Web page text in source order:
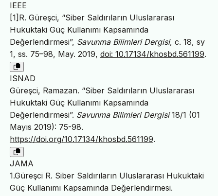
IEEE
[1]R. Güreşci, “Siber Saldırıların Uluslararası
Hukuktaki Güç Kullanımı Kapsamında
Değerlendirmesi”, Savunma Bilimleri Dergisi, c. 18, sy
1, ss. 75–98, May. 2019, doi: 10.17134/khosbd.561199.
ISNAD
Güreşci, Ramazan. “Siber Saldırıların Uluslararası
Hukuktaki Güç Kullanımı Kapsamında
Değerlendirmesi”. Savunma Bilimleri Dergisi18/1 (01
Mayıs 2019): 75-98.
https://doi.org/10.17134/khosbd.561199.
JAMA
1.Güreşci R. Siber Saldırıların Uluslararası Hukuktaki
Güç Kullanımı Kapsamında Değerlendirmesi.